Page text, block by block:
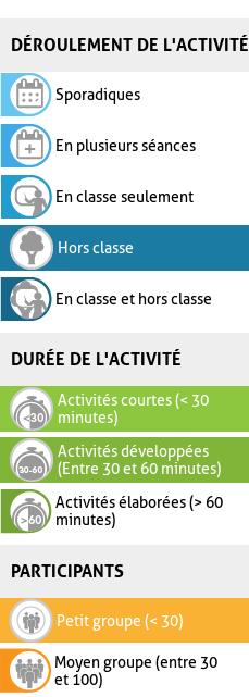
DÉROULEMENT DE L'ACTIVITÉ
Sporadiques
En plusieurs séances
En classe seulement
Hors classe
En classe et hors classe
DURÉE DE L'ACTIVITÉ
Activités courtes (< 30
minutes)
Activités développées
(Entre 30 et 60 minutes)
Activités élaborées (> 60
minutes)
PARTICIPANTS
Petit groupe (< 30)
Moyen groupe (entre 30
et 100)